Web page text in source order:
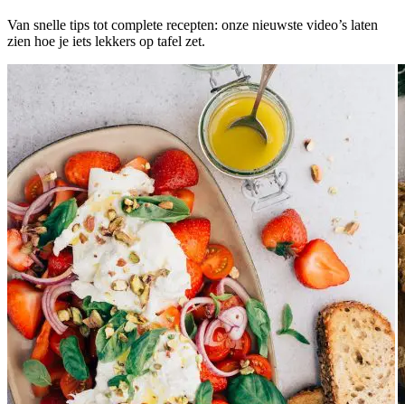
Van snelle tips tot complete recepten: onze nieuwste video’s laten
zien hoe je iets lekkers op tafel zet.